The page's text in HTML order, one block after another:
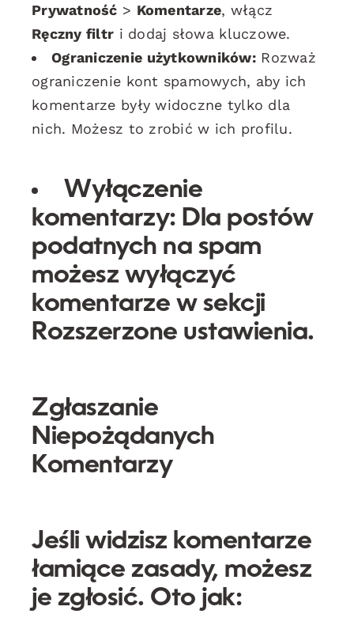
Prywatność > Komentarze, włącz
Ręczny filtr i dodaj słowa kluczowe.
Ograniczenie użytkowników: Rozważ
ograniczenie kont spamowych, aby ich
komentarze były widoczne tylko dla
nich. Możesz to zrobić w ich profilu.
Wyłączenie
komentarzy: Dla postów
podatnych na spam
możesz wyłączyć
komentarze w sekcji
Rozszerzone ustawienia.
Zgłaszanie
Niepożądanych
Komentarzy
Jeśli widzisz komentarze
łamiące zasady, możesz
je zgłosić. Oto jak: